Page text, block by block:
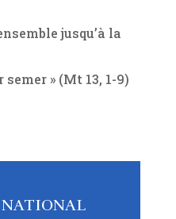
jusqu’à la
» (Mt 13, 1-9)